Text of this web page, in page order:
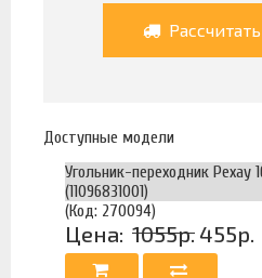
Доступные модели
Угольник-переходник Рехау
(11096831001)
(Код: 270094)
Цена: 1055р. 455р.